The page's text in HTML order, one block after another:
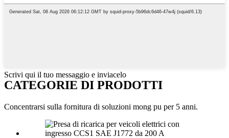
Scrivi qui il tuo messaggio e inviacelo
CATEGORIE DI PRODOTTI
Concentrarsi sulla fornitura di soluzioni mong pu per 5 anni.